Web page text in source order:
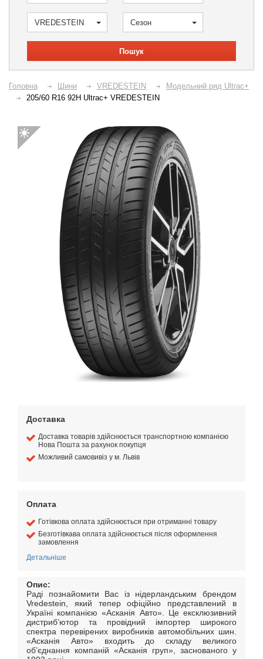
VREDESTEIN Сезон
Пошук
Головна Шини VREDESTEIN
Модельний ряд Ultrac+
205/60 R16 92H Ultrac+ VREDESTEIN
Доставка
Доставка товарів здійснюється транспортною компанією
Нова Пошта за рахунок покупця
Можливий самовивіз у м. Львів
Оплата
Готівкова оплата здійснюється при отриманні товару
Безготівкава оплата здійснюється після оформлення
замовлення
Детальніше
Опис:
Раді познайомити Вас із нідерландським брендом
Vredestein, який тепер офіційно представлений в
Україні компанією «Асканія Авто». Це ексклюзивний
дистриб’ютор та провідний імпортер широкого
спектра перевірених виробників автомобільних шин.
«Асканія Авто» входить до складу великого
об’єднання компаній «Асканія груп», заснованого у